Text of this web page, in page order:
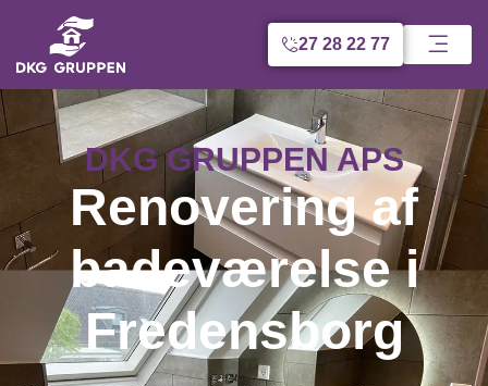
27 28 22 77
DKG GRUPPEN APS
Renovering af
badeværelse i
Fredensborg